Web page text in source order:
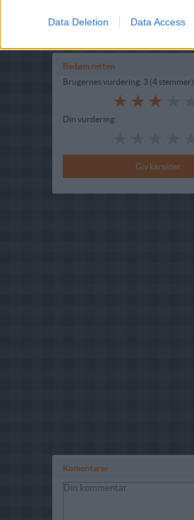
Data Deletion Data Access
Bedøm retten
Brugernes vurdering: 3 (4 stemmer)
Din vurdering:
Komentarer